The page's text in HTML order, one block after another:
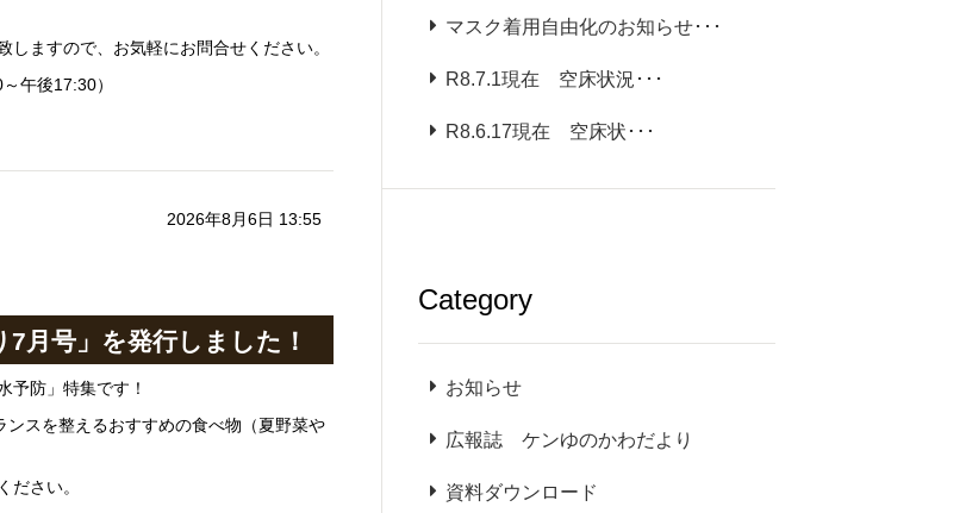
ますので、お気軽にお問合せください。
午後17:30）
2026年8月6日 13:55
月号」を発行しました！
予防」特集です！
スを整えるおすすめの食べ物（夏野菜や
ださい。
マスク着用自由化のお知らせ･･･
R8.7.1現在 空床状況･･･
R8.6.17現在 空床状･･･
Category
お知らせ
広報誌 ケンゆのかわだより
資料ダウンロード